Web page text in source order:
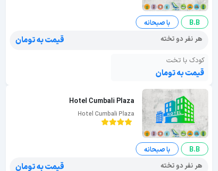
B.B
با صبحانه
هر نفر دو تخته
قیمت به تومان
کودک با تخت
قیمت به تومان
Hotel Cumbali Plaza
Hotel Cumbali Plaza
B.B
با صبحانه
هر نفر دو تخته
قیمت به تومان